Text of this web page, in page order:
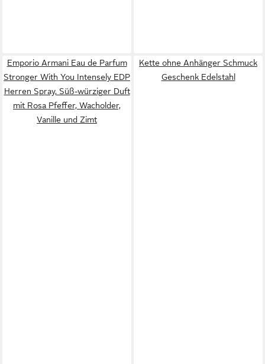
Emporio Armani Eau de Parfum
Stronger With You Intensely EDP
Herren Spray, Süß-würziger Duft
mit Rosa Pfeffer, Wacholder,
Vanille und Zimt
Kette ohne Anhänger Schmuck
Geschenk Edelstahl